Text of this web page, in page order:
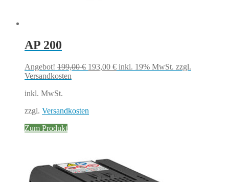
AP 200
Angebot! 199,00€ Ursprünglicher
193,00 €Aktueller
inkl. 19% MwSt. zzgl.
Versandkosten
inkl. MwSt.
zzgl. Versandkosten
Zum Produkt